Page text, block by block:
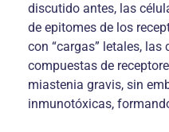
discutido antes, las
de epitomes de los
con “cargas” letales,
compuestas de
miastenia gravis, sin
inmunotóxicas,